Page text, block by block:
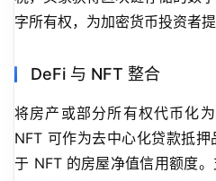
字所有权，为加密货币投资者
DeFi 与 NFT 整合
将房产或部分所有权代币化
NFT 可作为去中心化贷款抵
于 NFT 的房屋净值信用额度